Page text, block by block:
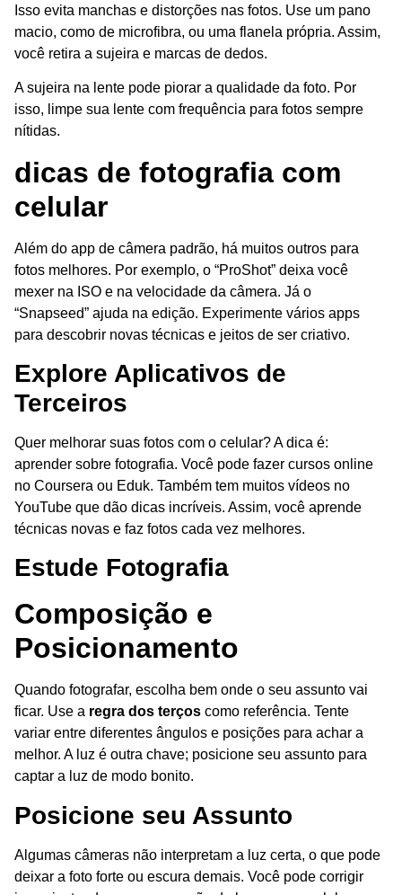
Isso evita manchas e distorções nas fotos. Use um pano
macio, como de microfibra, ou uma flanela própria. Assim,
você retira a sujeira e marcas de dedos.
A sujeira na lente pode piorar a qualidade da foto. Por
isso, limpe sua lente com frequência para fotos sempre
nítidas.
dicas de fotografia com
celular
Além do app de câmera padrão, há muitos outros para
fotos melhores. Por exemplo, o “ProShot” deixa você
mexer na ISO e na velocidade da câmera. Já o
“Snapseed” ajuda na edição. Experimente vários apps
para descobrir novas técnicas e jeitos de ser criativo.
Explore Aplicativos de
Terceiros
Quer melhorar suas fotos com o celular? A dica é:
aprender sobre fotografia. Você pode fazer cursos online
no Coursera ou Eduk. Também tem muitos vídeos no
YouTube que dão dicas incríveis. Assim, você aprende
técnicas novas e faz fotos cada vez melhores.
Estude Fotografia
Composição e
Posicionamento
Quando fotografar, escolha bem onde o seu assunto vai
ficar. Use a regra dos terços como referência. Tente
variar entre diferentes ângulos e posições para achar a
melhor. A luz é outra chave; posicione seu assunto para
captar a luz de modo bonito.
Posicione seu Assunto
Algumas câmeras não interpretam a luz certa, o que pode
deixar a foto forte ou escura demais. Você pode corrigir